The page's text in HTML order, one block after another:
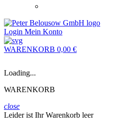
Login Mein Konto
WARENKORB 0,00 €
Loading...
WARENKORB
close
Leider ist Ihr Warenkorb leer